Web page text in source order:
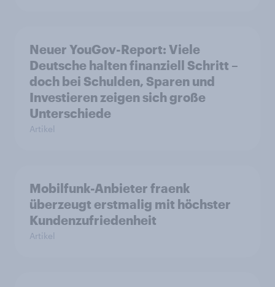
Neuer YouGov-Report: Viele
Deutsche halten finanziell Schritt –
doch bei Schulden, Sparen und
Investieren zeigen sich große
Unterschiede
Artikel
Mobilfunk-Anbieter fraenk
überzeugt erstmalig mit höchster
Kundenzufriedenheit
Artikel